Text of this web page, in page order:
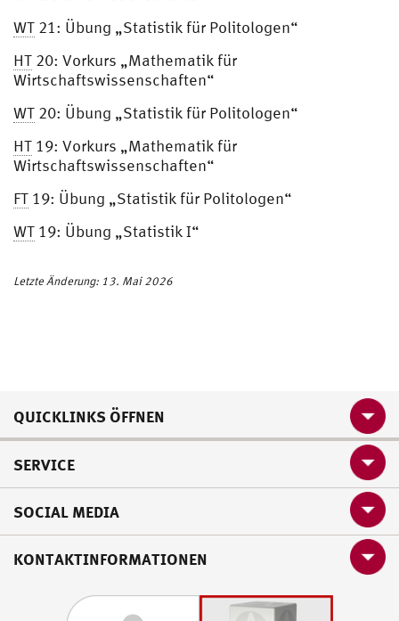
WT 21: Übung „Statistik für Politologen“
HT 20: Vorkurs „Mathematik für
Wirtschaftswissenschaften“
WT 20: Übung „Statistik für Politologen“
HT 19: Vorkurs „Mathematik für
Wirtschaftswissenschaften“
FT 19: Übung „Statistik für Politologen“
WT 19: Übung „Statistik I“
Letzte Änderung: 13. Mai 2026
QUICKLINKS ÖFFNEN
SERVICE
SOCIAL MEDIA
KONTAKTINFORMATIONEN